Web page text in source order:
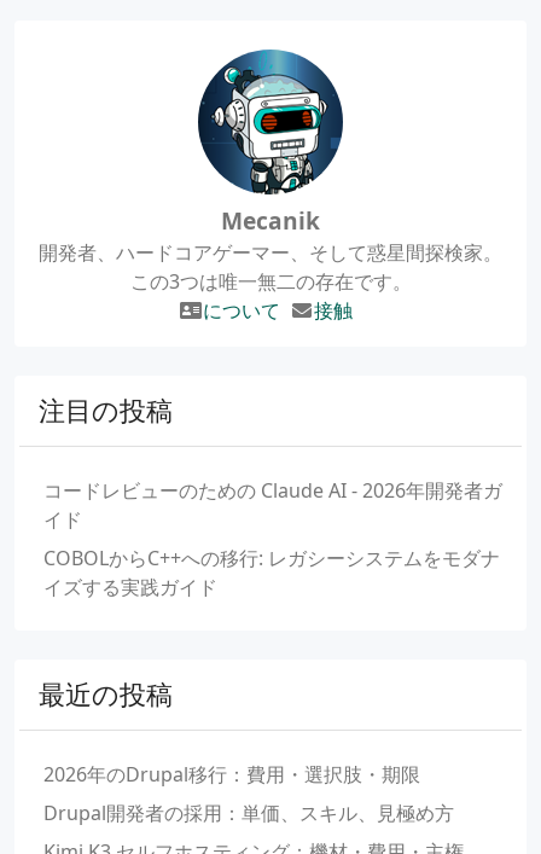
Mecanik
開発者、ハードコアゲーマー、そして惑星間探検家。
この3つは唯一無二の存在です。
について
接触
注目の投稿
コードレビューのための Claude AI - 2026年開発者ガ
イド
COBOLからC++への移行: レガシーシステムをモダナ
イズする実践ガイド
最近の投稿
2026年のDrupal移行：費用・選択肢・期限
Drupal開発者の採用：単価、スキル、見極め方